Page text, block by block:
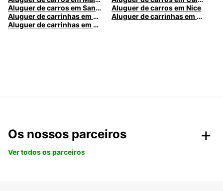
Aluguer de carros em Santa Maria da Feira
Aluguer de carros em Nice
Aluguer de carrinhas em Nice
Aluguer de carrinhas em Santa Maria da Feira
Aluguer de carrinhas em Caldas da Rainha
Os nossos parceiros
Ver todos os parceiros